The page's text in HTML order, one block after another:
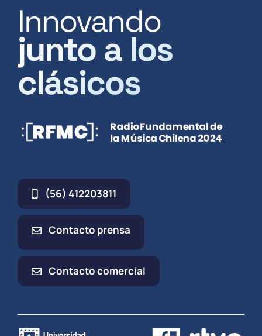
Innovando
junto a los
clásicos
(56) 412203811
Contacto prensa
Contacto comercial